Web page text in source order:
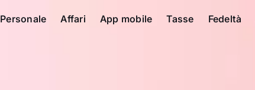
Personale Affari App mobile Tasse Fedeltà